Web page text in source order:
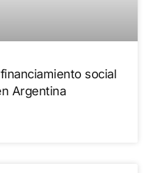
social
Argentina